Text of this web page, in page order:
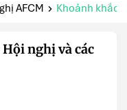
AFCM Khoảnh khắc
nghị và các